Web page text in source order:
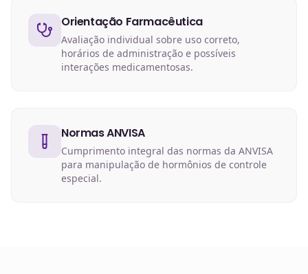
Orientação Farmacêutica
Avaliação individual sobre uso correto,
horários de administração e possíveis
interações medicamentosas.
Normas ANVISA
Cumprimento integral das normas da ANVISA
para manipulação de hormônios de controle
especial.